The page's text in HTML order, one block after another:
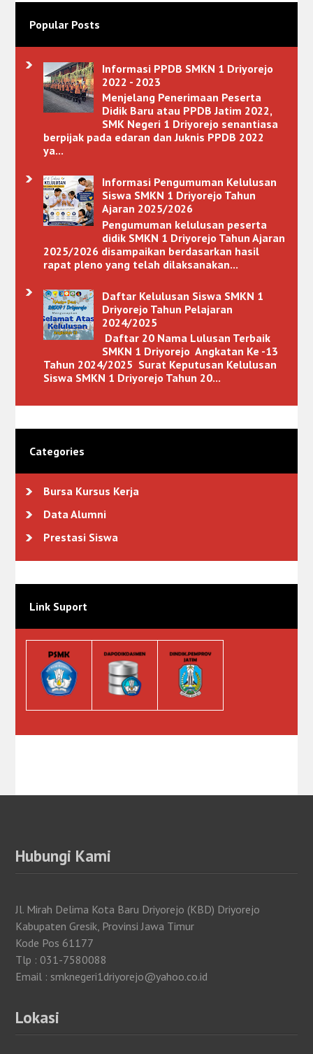
Popular Posts
Informasi PPDB SMKN 1 Driyorejo
2022 - 2023
Menjelang Penerimaan Peserta
Didik Baru atau PPDB Jatim 2022,
SMK Negeri 1 Driyorejo senantiasa
berpijak pada edaran dan Juknis PPDB 2022
ya...
Informasi Pengumuman Kelulusan
Siswa SMKN 1 Driyorejo Tahun
Ajaran 2025/2026
Pengumuman kelulusan peserta
didik SMKN 1 Driyorejo Tahun Ajaran
2025/2026 disampaikan berdasarkan hasil
rapat pleno yang telah dilaksanakan...
Daftar Kelulusan Siswa SMKN 1
Driyorejo Tahun Pelajaran
2024/2025
Daftar 20 Nama Lulusan Terbaik
SMKN 1 Driyorejo Angkatan Ke -13
Tahun 2024/2025 Surat Keputusan Kelulusan
Siswa SMKN 1 Driyorejo Tahun 20...
Categories
Bursa Kursus Kerja
Data Alumni
Prestasi Siswa
Link Suport
Hubungi Kami
Jl. Mirah Delima Kota Baru Driyorejo (KBD) Driyorejo
Kabupaten Gresik, Provinsi Jawa Timur
Kode Pos 61177
Tlp : 031-7580088
Email : smknegeri1driyorejo@yahoo.co.id
Lokasi